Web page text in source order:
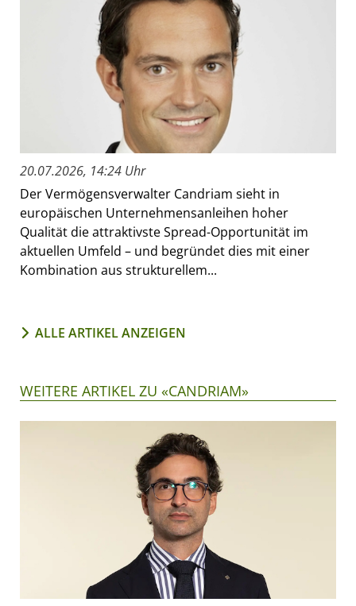
20.07.2026, 14:24 Uhr
Der Vermögensverwalter Candriam sieht in
europäischen Unternehmensanleihen hoher
Qualität die attraktivste Spread-Opportunität im
aktuellen Umfeld – und begründet dies mit einer
Kombination aus strukturellem...
ALLE ARTIKEL ANZEIGEN
WEITERE ARTIKEL ZU «CANDRIAM»